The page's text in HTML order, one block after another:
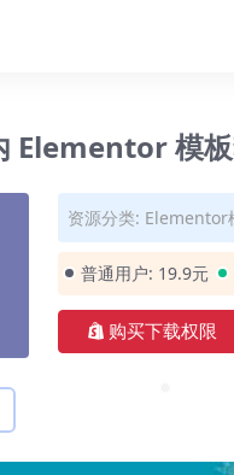
❅
Elementor 模板
资源分类: Elementor
普通用户: 19.9元
购买下载权限